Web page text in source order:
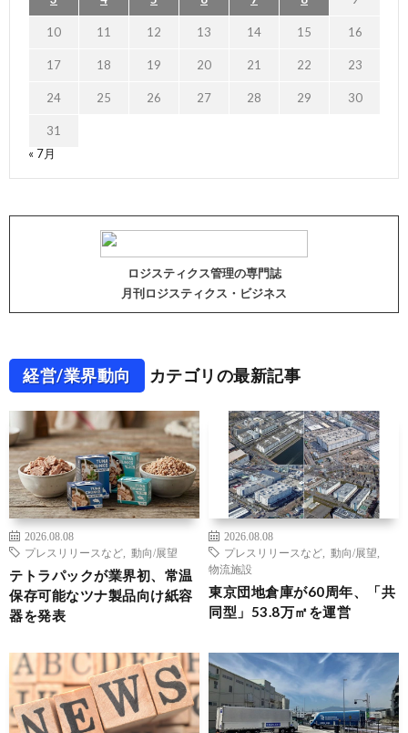
10 11 12 13 14 15 16
17 18 19 20 21 22 23
24 25 26 27 28 29 30
31
« 7月
ロジスティクス管理の専門誌
月刊ロジスティクス・ビジネス
経営/業界動向 カテゴリの最新記事
2026.08.08
プレスリリースなど
動向/展望
テトラパックが業界初、常温
保存可能なツナ製品向け紙容
器を発表
2026.08.08
プレスリリースなど
動向/展望
物流施設
東京団地倉庫が60周年、「共
同型」53.8万㎡を運営